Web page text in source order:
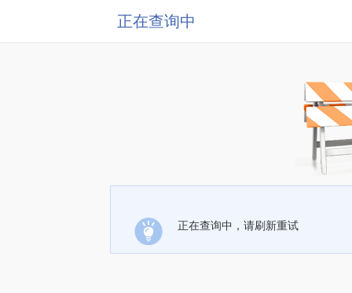
正在查询中
正在查询中，请刷新重试